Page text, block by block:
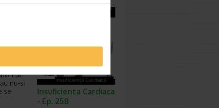
de
nu-si
se
Insuficienta Cardiaca
- Ep. 258